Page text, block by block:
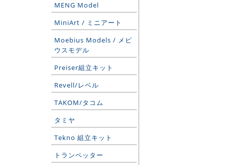
MENG Model
MiniArt / ミニアート
Moebius Models / メビ
ウスモデル
Preiser組立キット
Revell/レベル
TAKOM/タコム
タミヤ
Tekno 組立キット
トランペッター